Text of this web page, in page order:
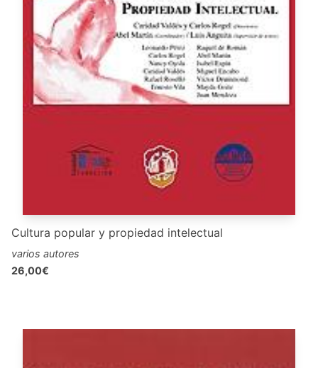
Cultura popular y propiedad intelectual
varios autores
26,00€